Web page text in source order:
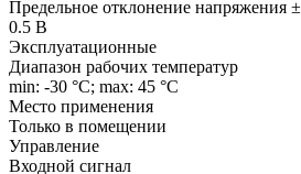
Предельное отклонение напряжения ±
0.5 В
Эксплуатационные
Диапазон рабочих температур
min: -30 °C; max: 45 °C
Место применения
Только в помещении
Управление
Входной сигнал